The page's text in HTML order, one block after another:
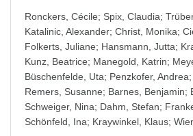
Ronckers, Cécile; Spix, Claudia;
Katalinic, Alexander; Christ, Monika;
Folkerts, Juliane; Hansmann, Jutta;
Kunz, Beatrice; Manegold, Katrin;
Büschenfelde, Uta; Penzkofer, Andrea;
Remers, Susanne; Barnes, Benjamin;
Schweiger, Nina; Dahm, Stefan;
Schönfeld, Ina; Kraywinkel, Klaus;